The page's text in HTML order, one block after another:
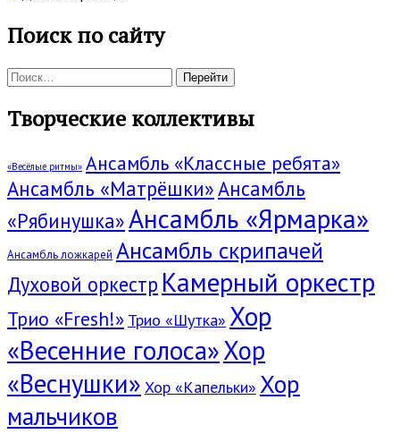
Поиск по сайту
Поиск:
Творческие коллективы
«Весёлые ритмы» Ансамбль «Классные ребята»
Ансамбль «Матрёшки»Ансамбль
«Рябинушка»Ансамбль «Ярмарка»
Ансамбль ложкарей Ансамбль скрипачей
Духовой оркестр Камерный оркестр
Трио «Fresh!» Трио «Шутка» Хор
«Весенние голоса»Хор
«Веснушки» Хор «Капельки» Хор
мальчиков